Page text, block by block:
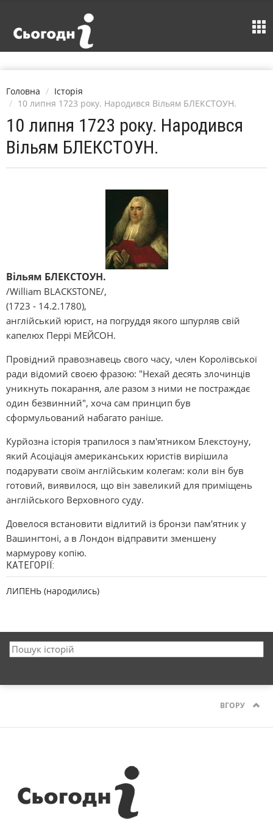
Головна
Історія
10 липня 1723 року. Народився Вільям БЛЕКСТОУН.
10 липня 1723 року. Народився
Вільям БЛЕКСТОУН.
Вільям БЛЕКСТОУН.
/Wіllіam BLACKSTONE/,
(1723 - 14.2.1780),
англійський юрист, на погруддя якого шпурляв свій
капелюх Перрі МЕЙСОН.
Провідний правознавець свого часу, член Королівської
ради відомий своєю фразою: "Нехай десять злочинців
уникнуть покарання, але разом з ними не постраждає
один безвинний", хоча сам принцип був
сформульований набагато раніше.
Курйозна історія трапилося з пам'ятником Блекстоуну,
який Асоціація американських юристів вирішила
подарувати своїм англійським колегам: коли він був
готовий, виявилося, що він завеликий для приміщень
англійського Верховного суду.
Довелося встановити відлитий із бронзи пам'ятник у
Вашингтоні, а в Лондон відправити зменшену
мармурову копію.
КАТЕГОРІЇ:
ЛИПЕНЬ (народились)
ВГОРУ